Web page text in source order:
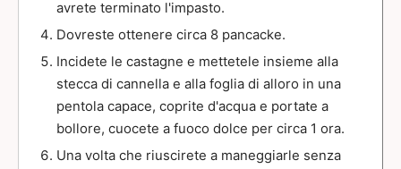
avrete terminato l'impasto.
Dovreste ottenere circa 8 pancacke.
Incidete le castagne e mettetele insieme alla
stecca di cannella e alla foglia di alloro in una
pentola capace, coprite d'acqua e portate a
bollore, cuocete a fuoco dolce per circa 1 ora.
Una volta che riuscirete a maneggiarle senza